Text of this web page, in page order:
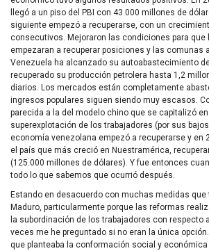
llegó a un piso del PBI con 43.000 millones de
siguiente empezó a recuperarse, con un
consecutivos. Mejoraron las condiciones para que
empezaran a recuperar posiciones y las comunas
Venezuela ha alcanzado su autoabastecimiento
recuperado su producción petrolera hasta 1,2
diarios. Los mercados están completamente
ingresos populares siguen siendo muy escasos.
parecida a la del modelo chino que se capitalizó
superexplotación de los trabajadores (por sus
economía venezolana empezó a recuperarse y en
el país que más creció en Nuestramérica,
(125.000 millones de dólares). Y fue entonces
todo lo que sabemos que ocurrió después.
Estando en desacuerdo con muchas medidas que
Maduro, particularmente porque las reformas
la subordinación de los trabajadores con respecto
veces me he preguntado si no eran la única
que planteaba la conformación social y económica